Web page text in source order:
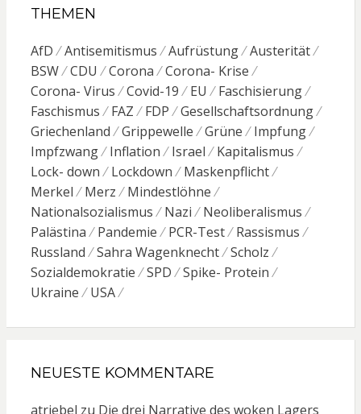
THEMEN
AfD Antisemitismus Aufrüstung
Austerität
BSW
CDU Corona
Corona- Krise
Corona- Virus
Covid-19 EU
Faschisierung
Faschismus
FAZ FDP
Gesellschaftsordnung
Griechenland
Grippewelle Grüne
Impfung
Impfzwang
Inflation Israel
Kapitalismus
Lock- down
Lockdown
Maskenpflicht
Merkel
Merz
Mindestlöhne
Nationalsozialismus
Nazi
Neoliberalismus
Palästina
Pandemie PCR-Test
Rassismus
Russland
Sahra Wagenknecht
Scholz
Sozialdemokratie
SPD
Spike- Protein
Ukraine
USA
NEUESTE KOMMENTARE
atriebel zu Die drei Narrative des woken Lagers